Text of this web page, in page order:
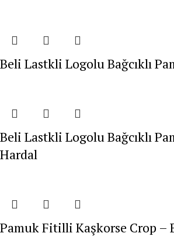
Beli Lastkli Logolu Bağcıklı
Beli Lastkli Logolu Bağcıklı
Hardal
Pamuk Fitilli Kaşkorse Crop –